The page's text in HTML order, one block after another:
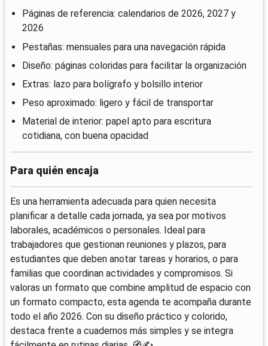
Páginas de referencia: calendarios de 2026, 2027 y
2026
Pestañas: mensuales para una navegación rápida
Diseño: páginas coloridas para facilitar la organización
Extras: lazo para bolígrafo y bolsillo interior
Peso aproximado: ligero y fácil de transportar
Material de interior: papel apto para escritura
cotidiana, con buena opacidad
Para quién encaja
Es una herramienta adecuada para quien necesita
planificar a detalle cada jornada, ya sea por motivos
laborales, académicos o personales. Ideal para
trabajadores que gestionan reuniones y plazos, para
estudiantes que deben anotar tareas y horarios, o para
familias que coordinan actividades y compromisos. Si
valoras un formato que combine amplitud de espacio con
un formato compacto, esta agenda te acompaña durante
todo el año 2026. Con su diseño práctico y colorido,
destaca frente a cuadernos más simples y se integra